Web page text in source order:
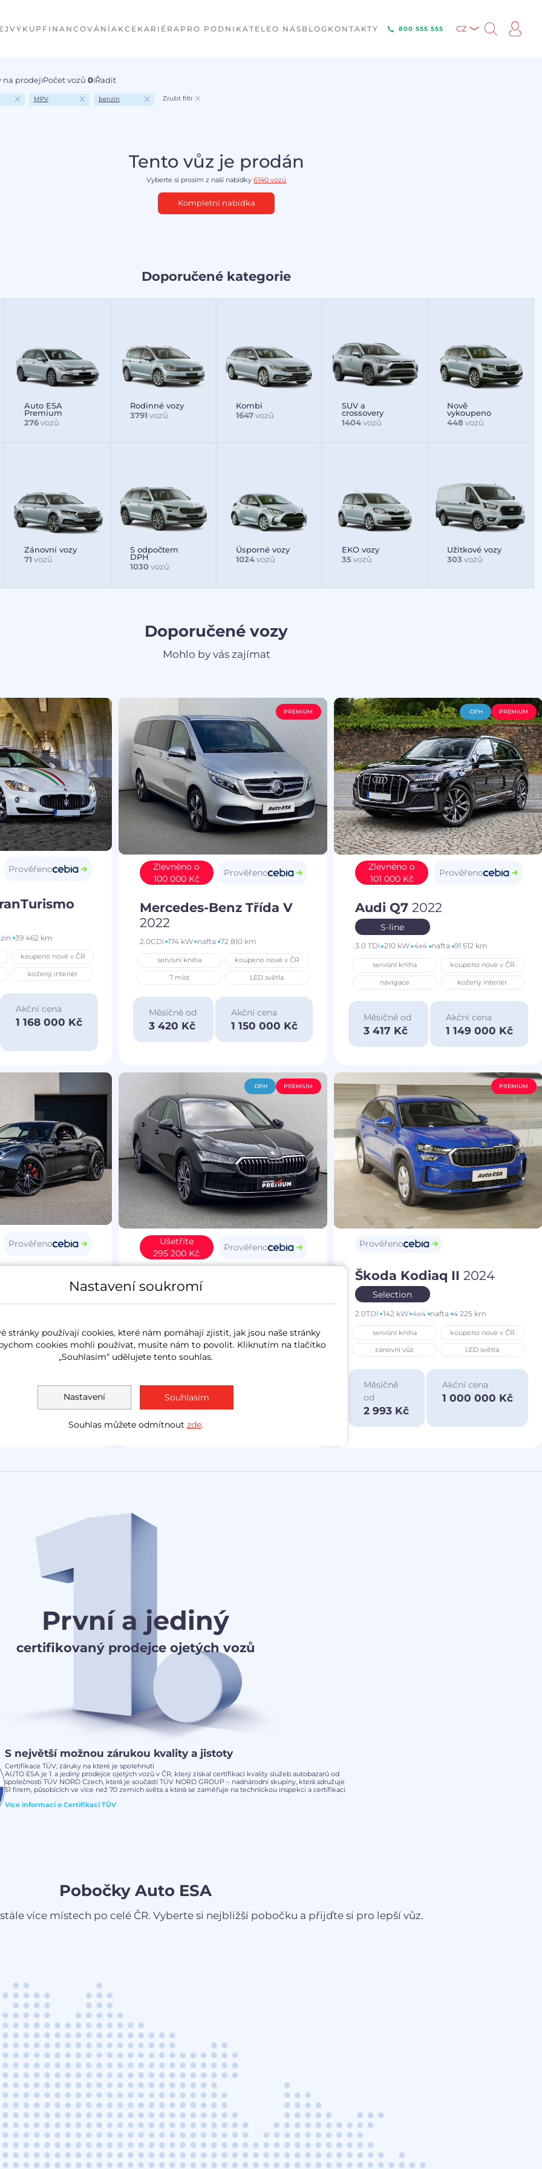
VÝKUP FINANCOVÁNÍAKCE KARIÉRA PRO PODNIKATELE O NÁS BLOG KONTAKTY 800 555 555 CZ
na prodejIPočet vozů 0IŘadit
MPV benzín Zrušit filtr
Tento vůz je prodán
Vyberte si prosím z naší nabídky6140 vozů
Kompletní nabídka
Doporučené kategorie
Auto ESA
Premium
276 vozů
Rodinné vozy
3791 vozů
Kombi
1647vozů
SUV a
crossovery
1404vozů
Nově
vykoupeno
448 vozů
Zánovní vozy
71 vozů
S odpočtem
DPH
1030 vozů
Úsporné vozy
1024vozů
EKO vozy
35vozů
Užitkové vozy
303 vozů
Doporučené vozy
Mohlo by vás zajímat
Prověřeno
39 462 km
koupeno nové v ČR
kožený interiér
Akční cena
1 168 000 Kč
PREMIUM
Zlevněno o
100 000 Kč
Prověřeno
Mercedes-Benz Třída V
2022
2.0CDi 174 kW nafta 72 810 km
servisní kniha koupeno nové v ČR
7 míst LED světla
Měsíčně od
3 420 Kč
Akční cena
1 150 000 Kč
-DPH PREMIUM
Zlevněno o
101 000 Kč
Prověřeno
Audi Q7 2022
S-line
3.0 TDi 210 kW 4x4 nafta 91 512 km
servisní kniha koupeno nové v ČR
navigace kožený interiér
Měsíčně od
3 417 Kč
Akční cena
1 149 000 Kč
Prověřeno
panorama
-DPH PREMIUM
Ušetříte
295 200 Kč
Prověřeno
Škoda Superb IV
L&K
koupeno nové v ČR zánovní vůz
LED světla
Měsíčně
PREMIUM
Prověřeno
Škoda Kodiaq II 2024
Selection
2.0TDI 142 kW 4x4 nafta 4 225 km
servisní kniha koupeno nové v ČR
zánovní vůz LED světla
Měsíčně
od
2 993 Kč
Akční cena
1 000 000 Kč
První a jediný
certifikovaný prodejce ojetých vozů
S největší možnou zárukou kvality a jistoty
Certifikace TÜV, záruky na které je spolehnutí
AUTO ESA je 1. a jediný prodejce ojetých vozů v ČR, který získal certifikaci kvality služeb autobazarů od
společnosti TÜV NORD Czech, která je součástí TÜV NORD GROUP – nadnárodní skupiny, která sdružuje
51 firem, působících ve více než 70 zemích světa a která se zaměřuje na technickou inspekci a certifikaci.
Více informací o Certifikaci TÜV
Pobočky Auto ESA
více místech po celé ČR. Vyberte si nejbližší pobočku a přijďte si pro lepší vůz.
Nastavení soukromí
stránky používají cookies, které nám pomáhají zjistit, jak jsou naše stránky
cookies mohli používat, musíte nám to povolit. Kliknutím na tlačítko
„Souhlasím“ udělujete tento souhlas.
Nastavení Souhlasím
Souhlas můžete odmítnout zde.